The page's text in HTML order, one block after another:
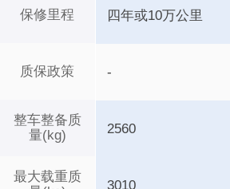
保修里程
质保政策
整车整备质
量(kg)
最大载重质
四年或10万公里
-
2560
3010